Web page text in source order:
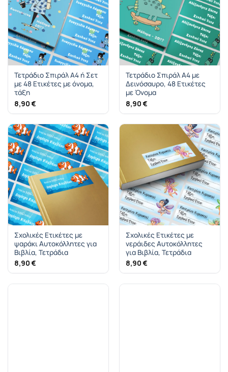
Τετράδιο Σπιράλ Α4 ή Σετ
με 48 Ετικέτες με όνομα,
τάξη
8,90 €
Τετράδιο Σπιράλ Α4 με
Δεινόσαυρο, 48 Ετικέτες
με Όνομα
8,90 €
Σχολικές Ετικέτες με
ψαράκι Αυτοκόλλητες για
Βιβλία, Τετράδια
8,90 €
Σχολικές Ετικέτες με
νεράιδες Αυτοκόλλητες
για Βιβλία, Τετράδια
8,90 €